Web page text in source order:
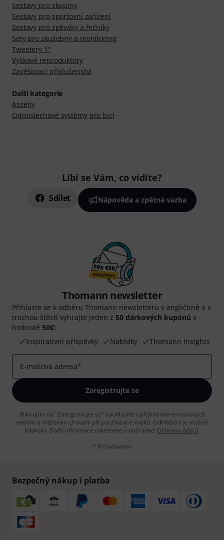
Sestavy pro skupiny
Sestavy pro sportovní zařízení
Sestavy pro zpěváky a řečníky
Sety pro zkušebny a monitoring
Tweetery 1"
Výškové reproduktory
Zavěšovací příslušenství
Další kategorie
Antény
Odposlechové systémy pro bicí
Líbí se Vám, co vidíte?
Sdílet Nápověda a zpětná vazba
Thomann newsletter
Přihlaste se k odběru Thomann newsletteru v angličtině a s
trochou štěstí vyhrajte jeden z 50 dárkových kupónů v
hodnotě 50€!
Inspirativní příspěvky
Nabídky Thomann Insights
E-mailová adresa*
Zaregistrujte se
Kliknutím na "Zaregistrujte se" souhlasíte s přijímáním e-mailových
reklam a měřením chování při používání e-mailů. Odhlášení je možné
kdykoliv. Další informace naleznete v naší sekci Ochrana údajů.
* Požadováno
Bezpečný nákup i platba